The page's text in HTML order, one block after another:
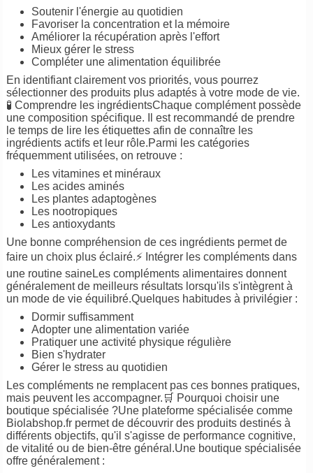
Soutenir l'énergie au quotidien
Favoriser la concentration et la mémoire
Améliorer la récupération après l'effort
Mieux gérer le stress
Compléter une alimentation équilibrée
En identifiant clairement vos priorités, vous pourrez
sélectionner des produits plus adaptés à votre mode de vie.
🧪 Comprendre les ingrédientsChaque complément possède
une composition spécifique. Il est recommandé de prendre
le temps de lire les étiquettes afin de connaître les
ingrédients actifs et leur rôle.Parmi les catégories
fréquemment utilisées, on retrouve :
Les vitamines et minéraux
Les acides aminés
Les plantes adaptogènes
Les nootropiques
Les antioxydants
Une bonne compréhension de ces ingrédients permet de
faire un choix plus éclairé.⚡ Intégrer les compléments dans
une routine saineLes compléments alimentaires donnent
généralement de meilleurs résultats lorsqu'ils s'intègrent à
un mode de vie équilibré.Quelques habitudes à privilégier :
Dormir suffisamment
Adopter une alimentation variée
Pratiquer une activité physique régulière
Bien s'hydrater
Gérer le stress au quotidien
Les compléments ne remplacent pas ces bonnes pratiques,
mais peuvent les accompagner.🛒 Pourquoi choisir une
boutique spécialisée ?Une plateforme spécialisée comme
Biolabshop.fr permet de découvrir des produits destinés à
différents objectifs, qu'il s'agisse de performance cognitive,
de vitalité ou de bien-être général.Une boutique spécialisée
offre généralement :